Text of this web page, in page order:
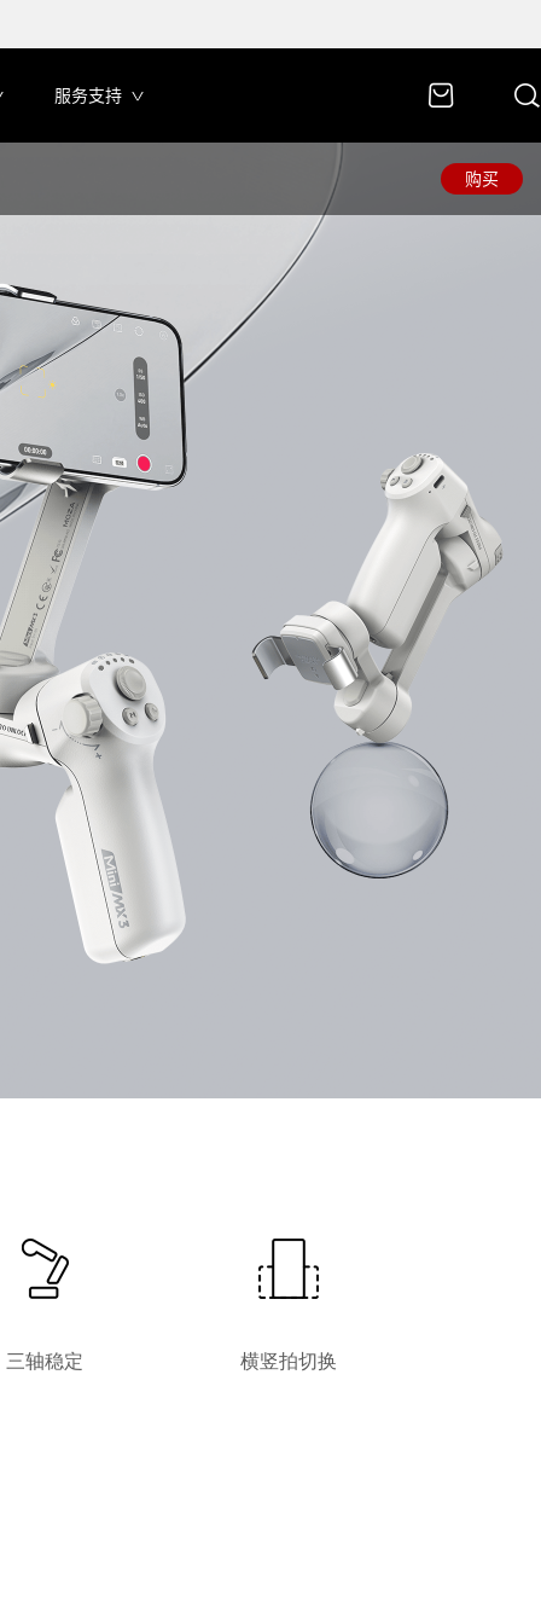
服务支持
购买
三轴稳定 横竖拍切换